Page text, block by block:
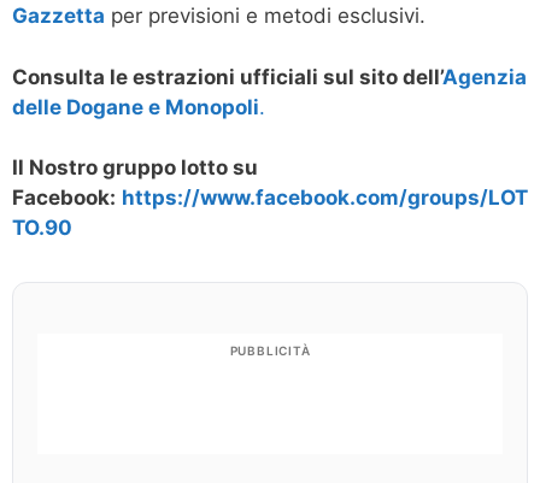
Gazzetta per previsioni e metodi esclusivi.
Consulta le estrazioni ufficiali sul sito dell’Agenzia
delle Dogane e Monopoli.
Il Nostro gruppo lotto su
Facebook: https://www.facebook.com/groups/LOT
TO.90
PUBBLICITÀ